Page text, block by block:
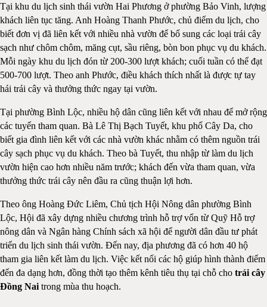
Tại khu du lịch sinh thái vườn Hai Phương ở phường Bảo Vinh, lượng
khách liên tục tăng. Anh Hoàng Thanh Phước, chủ điểm du lịch, cho
biết đơn vị đã liên kết với nhiều nhà vườn để bổ sung các loại trái cây
sạch như chôm chôm, măng cụt, sầu riêng, bòn bon phục vụ du khách.
Mỗi ngày khu du lịch đón từ 200-300 lượt khách; cuối tuần có thể đạt
500-700 lượt. Theo anh Phước, điều khách thích nhất là được tự tay
hái trái cây và thưởng thức ngay tại vườn.
Tại phường Bình Lộc, nhiều hộ dân cũng liên kết với nhau để mở rộng
các tuyến tham quan. Bà Lê Thị Bạch Tuyết, khu phố Cây Da, cho
biết gia đình liên kết với các nhà vườn khác nhằm có thêm nguồn trái
cây sạch phục vụ du khách. Theo bà Tuyết, thu nhập từ làm du lịch
vườn hiện cao hơn nhiều năm trước; khách đến vừa tham quan, vừa
thưởng thức trái cây nên đầu ra cũng thuận lợi hơn.
Theo ông Hoàng Đức Liêm, Chủ tịch Hội Nông dân phường Bình
Lộc, Hội đã xây dựng nhiều chương trình hỗ trợ vốn từ Quỹ Hỗ trợ
nông dân và Ngân hàng Chính sách xã hội để người dân đầu tư phát
triển du lịch sinh thái vườn. Đến nay, địa phương đã có hơn 40 hộ
tham gia liên kết làm du lịch. Việc kết nối các hộ giúp hình thành điểm
đến đa dạng hơn, đồng thời tạo thêm kênh tiêu thụ tại chỗ cho trái cây
Đồng Nai trong mùa thu hoạch.